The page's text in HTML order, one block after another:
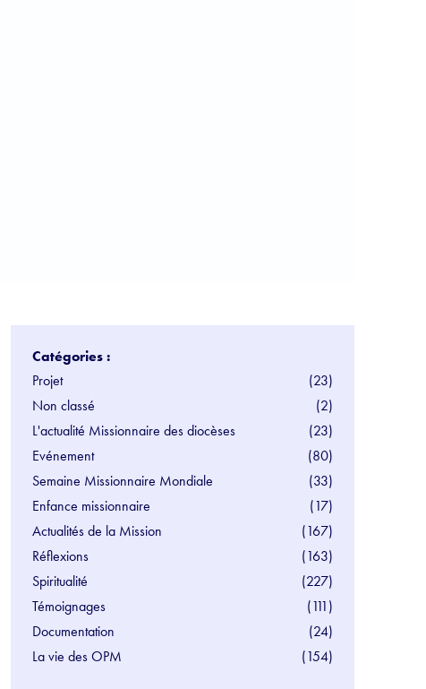
Catégories :
Projet
(23)
Non classé
(2)
L'actualité Missionnaire des diocèses
(23)
Evénement
(80)
Semaine Missionnaire Mondiale
(33)
Enfance missionnaire
(17)
Actualités de la Mission
(167)
Réflexions
(163)
Spiritualité
(227)
Témoignages
(111)
Documentation
(24)
La vie des OPM
(154)